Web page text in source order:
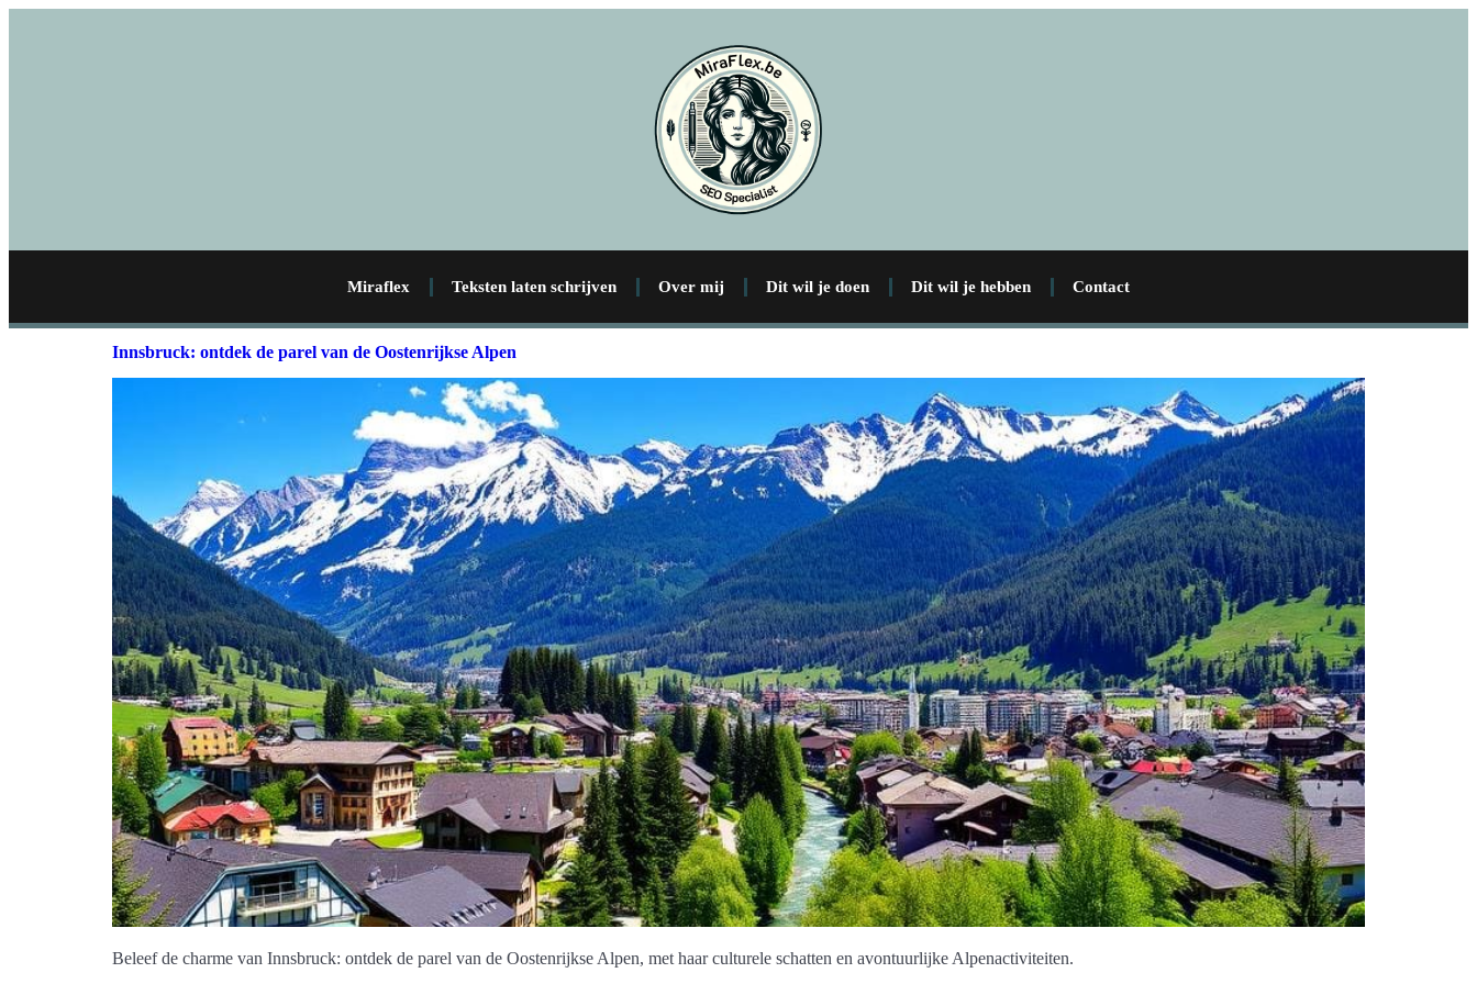
Miraflex Teksten laten schrijven Over mij Dit wil je doen Dit wil je hebben Contact
Innsbruck: ontdek de parel van de Oostenrijkse Alpen
Beleef de charme van Innsbruck: ontdek de parel van de Oostenrijkse Alpen, met haar culturele schatten en avontuurlijke Alpenactiviteiten.